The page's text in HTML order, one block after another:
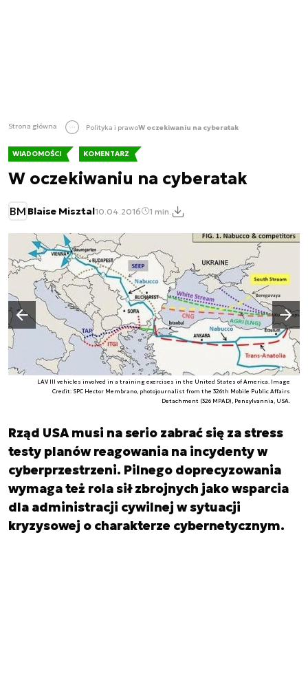
Strona główna Polityka i prawoW oczekiwaniu na cyberatak
WIADOMOŚCI KOMENTARZ
W oczekiwaniu na cyberatak
BM Blaise Misztal10.04.2016 1 min.
LAV III vehicles involved in a training exercises in the United States of America. Image
Credit: SPC Hector Membrano, photojournalist from the 326th Mobile Public Affairs
Detachment (326 MPAD), Pensylvannia, USA.
Poprzedni slajd
Następny slajd
Rząd USA musi na serio zabrać się za stress
testy planów reagowania na incydenty w
cyberprzestrzeni. Pilnego doprecyzowania
wymaga też rola sił zbrojnych jako wsparcia
dla administracji cywilnej w sytuacji
kryzysowej o charakterze cybernetycznym.